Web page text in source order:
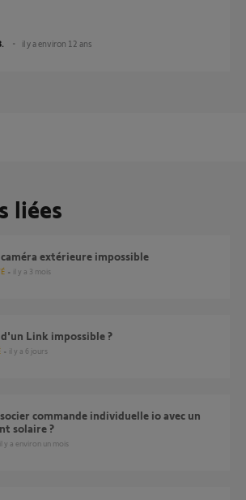
il y a environ 12 ans
liées
extérieure impossible
il y a 3 mois
Link impossible ?
il y a 6 jours
solaire ?
il y a environ un mois